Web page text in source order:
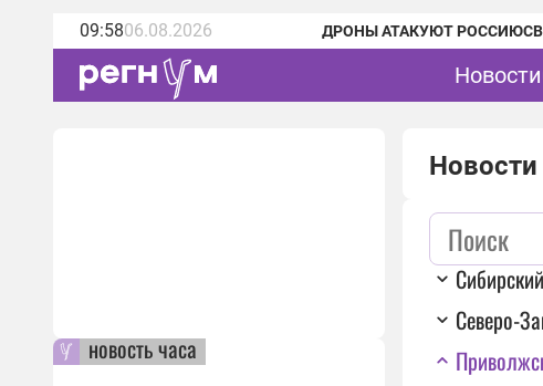
09:5806.08.2026 ДРОНЫ АТАКУЮТ РОССИЮ
Новости
новость часа
Северо-